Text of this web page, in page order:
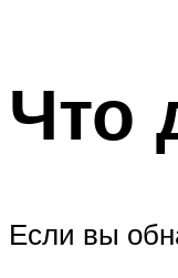
Что
Если вы